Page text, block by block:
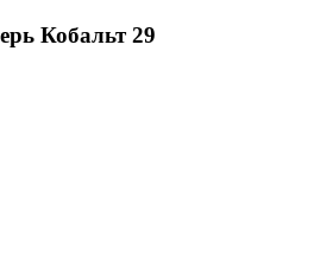
Кобальт 29